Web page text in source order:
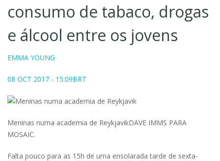
consumo de tabaco, drogas
e álcool entre os jovens
EMMA YOUNG
08 OCT 2017 - 15:09BRT
Meninas numa academia de ReykjavikDAVE IMMS PARA
MOSAIC.
Falta pouco para as 15h de uma ensolarada tarde de sexta-